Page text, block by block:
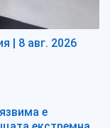
| 8 авг. 2026
е